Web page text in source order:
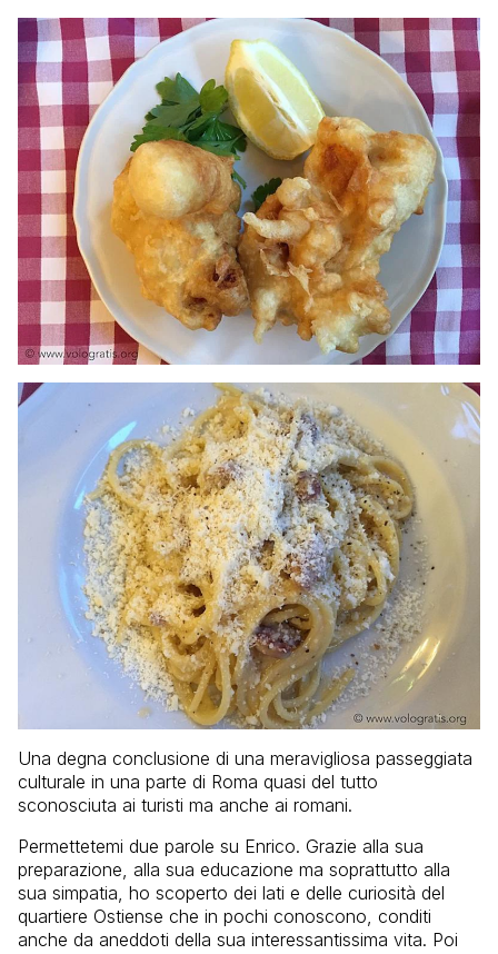
Una degna conclusione di una meravigliosa passeggiata
culturale in una parte di Roma quasi del tutto
sconosciuta ai turisti ma anche ai romani.
Permettetemi due parole su Enrico. Grazie alla sua
preparazione, alla sua educazione ma soprattutto alla
sua simpatia, ho scoperto dei lati e delle curiosità del
quartiere Ostiense che in pochi conoscono, conditi
anche da aneddoti della sua interessantissima vita. Poi